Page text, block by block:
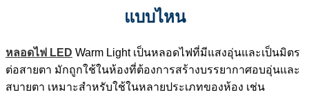
แบบไหน
หลอดไฟ LED Warm Light เป็นหลอดไฟที่มีแสงอุ่นและเป็นมิตร
ต่อสายตา มักถูกใช้ในห้องที่ต้องการสร้างบรรยากาศอบอุ่นและ
สบายตา เหมาะสำหรับใช้ในหลายประเภทของห้อง เช่น